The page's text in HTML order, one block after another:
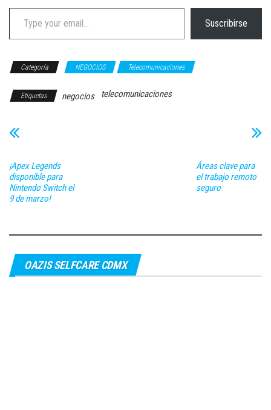
Type your email…
Suscribirse
Categoría NEGOCIOS Telecomunicaciones
Etiquetas negocios telecomunicaciones
¡Apex Legends
disponible para
Nintendo Switch el
9 de marzo!
Áreas clave para
el trabajo remoto
seguro
OAZIS SELFCARE CDMX